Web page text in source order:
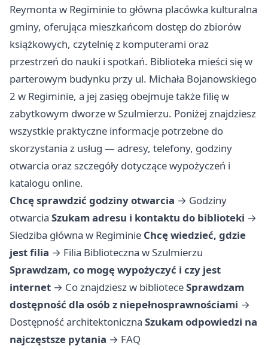
Reymonta w Regiminie to główna placówka kulturalna
gminy, oferująca mieszkańcom dostęp do zbiorów
książkowych, czytelnię z komputerami oraz
przestrzeń do nauki i spotkań. Biblioteka mieści się w
parterowym budynku przy ul. Michała Bojanowskiego
2 w Regiminie, a jej zasięg obejmuje także filię w
zabytkowym dworze w Szulmierzu. Poniżej znajdziesz
wszystkie praktyczne informacje potrzebne do
skorzystania z usług — adresy, telefony, godziny
otwarcia oraz szczegóły dotyczące wypożyczeń i
katalogu online.
Chcę sprawdzić godziny otwarcia → Godziny
otwarcia Szukam adresu i kontaktu do biblioteki →
Siedziba główna w Regiminie Chcę wiedzieć, gdzie
jest filia → Filia Biblioteczna w Szulmierzu
Sprawdzam, co mogę wypożyczyć i czy jest
internet → Co znajdziesz w biblioteceSprawdzam
dostępność dla osób z niepełnosprawnościami →
Dostępność architektoniczna Szukam odpowiedzi na
najczęstsze pytania → FAQ